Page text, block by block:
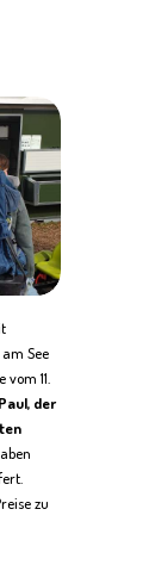
See
11.
der
zu